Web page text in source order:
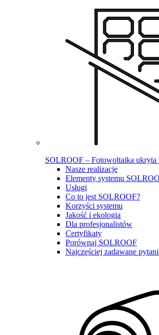
SOLROOF – Fotowoltaika ukryta
Nasze realizacje
Elementy systemu
Usługi
Co to jest SOLROOF?
Korzyści systemu
Jakość i ekologia
Dla profesjonalistów
Certyfikaty
Porównaj SOLROOF
Najczęściej zadawane